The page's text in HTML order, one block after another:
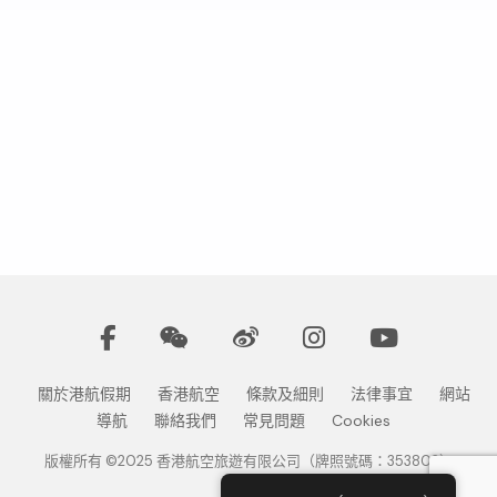
關於港航假期 香港航空 條款及細則 法律事宜
網站
導航
聯絡我們 常見問題 Cookies
版權所有 ©2025 香港航空旅遊有限公司（牌照號碼：353802）